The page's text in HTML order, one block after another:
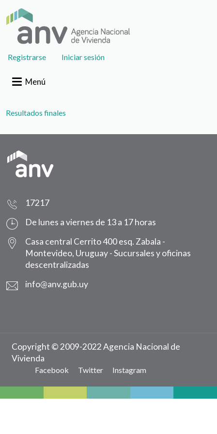
User
menu
Registrarse Iniciar sesión
Menú
Documento
Resultados finales
17217
De lunes a viernes de 13 a 17 horas
Casa central Cerrito 400 esq. Zabala -
Montevideo, Uruguay -Sucursales y oficinas
descentralizadas
info@anv.gub.uy
Copyright © 2009-2022 Agencia Nacional de
Vivienda
Facebook Twitter Instagram